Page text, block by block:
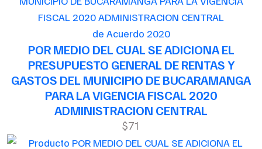
de Acuerdo 2020
POR MEDIO DEL CUAL SE ADICIONA EL
PRESUPUESTO GENERAL DE RENTAS Y
GASTOS DEL MUNICIPIO DE BUCARAMANGA
PARA LA VIGENCIA FISCAL 2020
ADMINISTRACION CENTRAL
$71